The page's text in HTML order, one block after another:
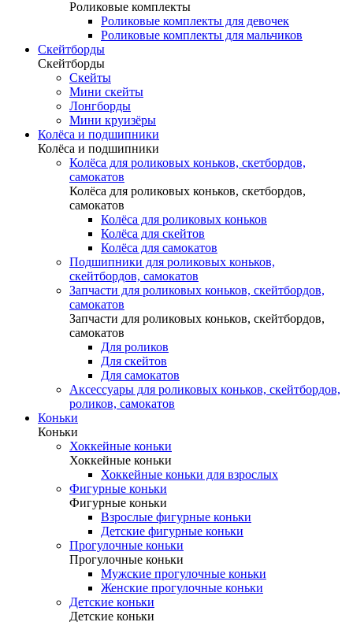
Роликовые комплекты
Роликовые комплекты для девочек
Роликовые комплекты для мальчиков
Скейтборды
Скейтборды
Скейты
Мини скейты
Лонгборды
Мини круизёры
Колёса и подшипники
Колёса и подшипники
Колёса для роликовых коньков, скетбордов,
самокатов
Колёса для роликовых коньков, скетбордов,
самокатов
Колёса для роликовых коньков
Колёса для скейтов
Колёса для самокатов
Подшипники для роликовых коньков,
скейтбордов, самокатов
Запчасти для роликовых коньков, скейтбордов,
самокатов
Запчасти для роликовых коньков, скейтбордов,
самокатов
Для роликов
Для скейтов
Для самокатов
Аксессуары для роликовых коньков, скейтбордов,
роликов, самокатов
Коньки
Коньки
Хоккейные коньки
Хоккейные коньки
Хоккейные коньки для взрослых
Фигурные коньки
Фигурные коньки
Взрослые фигурные коньки
Детские фигурные коньки
Прогулочные коньки
Прогулочные коньки
Мужские прогулочные коньки
Женские прогулочные коньки
Детские коньки
Детские коньки